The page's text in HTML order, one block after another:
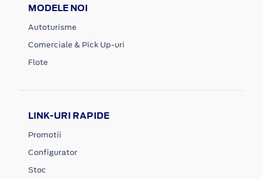
MODELE NOI
Autoturisme
Comerciale & Pick Up-uri
Flote
LINK-URI RAPIDE
Promotii
Configurator
Stoc